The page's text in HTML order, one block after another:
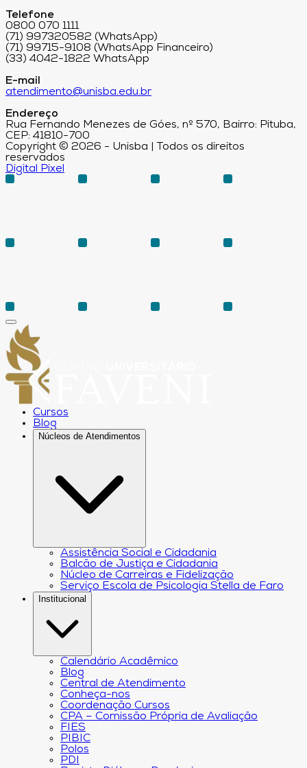
Telefone
0800 070 1111
(71) 997320582 (WhatsApp)
(71) 99715-9108 (WhatsApp Financeiro)
(33) 4042-1822 WhatsApp
E-mail
atendimento@unisba.edu.br
Endereço
Rua Fernando Menezes de Góes, nº 570, Bairro: Pituba,
CEP: 41810-700
Copyright © 2026 - Unisba | Todos os direitos
reservados
Digital Pixel
Cursos
Blog
Núcleos de Atendimentos
Assistência Social e Cidadania
Balcão de Justiça e Cidadania
Núcleo de Carreiras e Fidelização
Serviço Escola de Psicologia Stella de Faro
Institucional
Calendário Acadêmico
Blog
Central de Atendimento
Conheça-nos
Coordenação Cursos
CPA – Comissão Própria de Avaliação
FIES
PIBIC
Polos
PDI